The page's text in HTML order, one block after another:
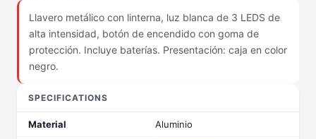
Llavero metálico con linterna, luz blanca de 3 LEDS de
alta intensidad, botón de encendido con goma de
protección. Incluye baterías. Presentación: caja en color
negro.
SPECIFICATIONS
Material Aluminio